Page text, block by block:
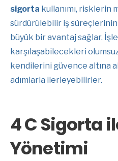
sigorta kullanımı, risklerin
sürdürülebilir iş süreçlerinin
büyük bir avantaj sağlar.
karşılaşabilecekleri
kendilerini güvence altına
adımlarla ilerleyebilirler.
4 C Sigorta
Yönetimi